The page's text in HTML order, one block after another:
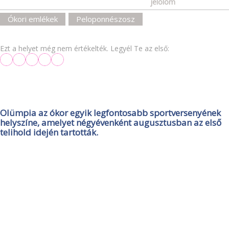
Ókori emlékek Peloponnészosz
Ezt a helyet még nem értékelték. Legyél Te az első:
Olümpia az ókor egyik legfontosabb sportversenyének
helyszíne, amelyet négyévenként augusztusban az első
telihold idején tartották.